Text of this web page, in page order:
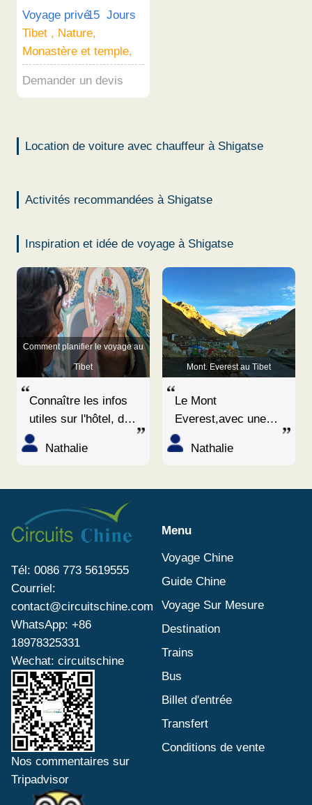
Voyage privé15 Jours
Tibet , Nature,
Monastère et temple,
Demander un devis
Location de voiture avec chauffeur à Shigatse
Activités recommandées à Shigatse
Inspiration et idée de voyage à Shigatse
Comment planifier le voyage au
Tibet
Connaître les infos
utiles sur l'hôtel, des
sites touristique, le
climat et le transport
planifer un voyage
au Tibet.
Nathalie
Mont. Everest au Tibet
Le Mont
Everest,avec une
hauteur de 8844,43
m est identifié
sommet du monde.
Nathalie
Tél: 0086 773 5619555
Courriel:
contact@circuitschine.com
WhatsApp: +86
18978325331
Wechat: circuitschine
Nos commentaires sur
Tripadvisor
Menu
Voyage Chine
Guide Chine
Voyage Sur Mesure
Destination
Trains
Bus
Billet d'entrée
Transfert
Conditions de vente